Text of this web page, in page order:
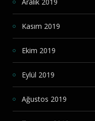
Kasım 2019
Ekim 2019
Eylül 2019
Ağustos 2019